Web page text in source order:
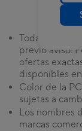
Todas las
previo aviso.
ofertas
disponibles
Color de la
sujetas a
Los nombres
marcas